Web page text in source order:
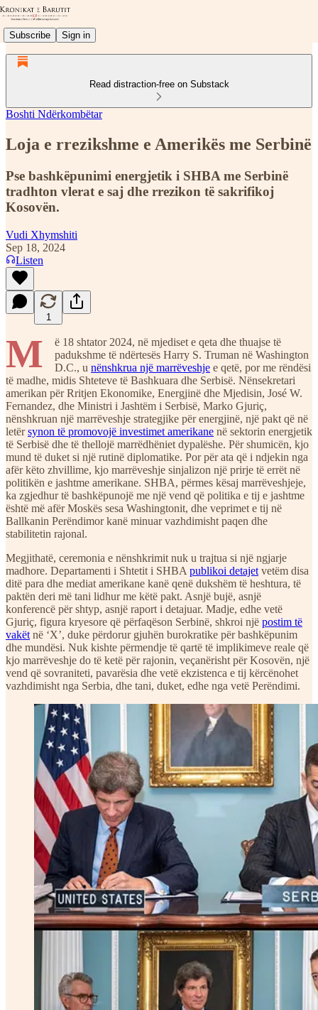
Subscribe Sign in
Read distraction-free on Substack
Boshti Ndërkombëtar
Loja e rrezikshme e Amerikës me Serbinë
Pse bashkëpunimi energjetik i SHBA me Serbinë
tradhton vlerat e saj dhe rrezikon të sakrifikoj
Kosovën.
Vudi Xhymshiti
Sep 18, 2024
Listen
1
M
ë 18 shtator 2024, në mjediset e qeta dhe thuajse të
padukshme të ndërtesës Harry S. Truman në Washington
D.C., u nënshkrua një marrëveshje e qetë, por me rëndësi
të madhe, midis Shteteve të Bashkuara dhe Serbisë. Nënsekretari
amerikan për Rritjen Ekonomike, Energjinë dhe Mjedisin, José W.
Fernandez, dhe Ministri i Jashtëm i Serbisë, Marko Gjuriç,
nënshkruan një marrëveshje strategjike për energjinë, një pakt që në
letërsynon të promovojë investimet amerikane në sektorin energjetik
të Serbisë dhe të thellojë marrëdhëniet dypalëshe. Për shumicën, kjo
mund të duket si një rutinë diplomatike. Por për ata që i ndjekin nga
afër këto zhvillime, kjo marrëveshje sinjalizon një prirje të errët në
politikën e jashtme amerikane. SHBA, përmes kësaj marrëveshjeje,
ka zgjedhur të bashkëpunojë me një vend që politika e tij e jashtme
është më afër Moskës sesa Washingtonit, dhe veprimet e tij në
Ballkanin Perëndimor kanë minuar vazhdimisht paqen dhe
stabilitetin rajonal.
Megjithatë, ceremonia e nënshkrimit nuk u trajtua si një ngjarje
madhore. Departamenti i Shtetit i SHBA publikoi detajet vetëm disa
ditë para dhe mediat amerikane kanë qenë dukshëm të heshtura, të
paktën deri më tani lidhur me këtë pakt. Asnjë bujë, asnjë
konferencë për shtyp, asnjë raport i detajuar. Madje, edhe vetë
Gjuriç, figura kryesore që përfaqëson Serbinë, shkroi një postim të
vakët në ‘X’, duke përdorur gjuhën burokratike për bashkëpunim
dhe mundësi. Nuk kishte përmendje të qartë të implikimeve reale që
kjo marrëveshje do të ketë për rajonin, veçanërisht për Kosovën, një
vend që sovraniteti, pavarësia dhe vetë ekzistenca e tij kërcënohet
vazhdimisht nga Serbia, dhe tani, duket, edhe nga vetë Perëndimi.